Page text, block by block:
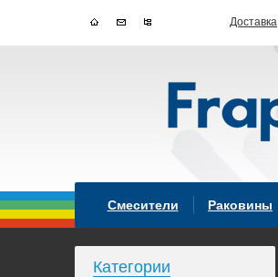
Смесители Раковины
Категории
Доставка